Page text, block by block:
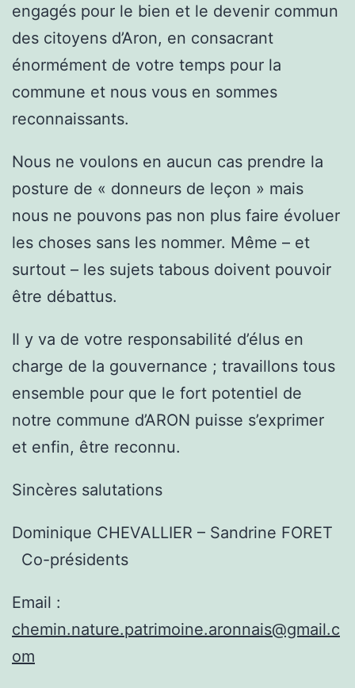
engagés pour le bien et le devenir commun
des citoyens d’Aron, en consacrant
énormément de votre temps pour la
commune et nous vous en sommes
reconnaissants.
Nous ne voulons en aucun cas prendre la
posture de « donneurs de leçon » mais
nous ne pouvons pas non plus faire évoluer
les choses sans les nommer. Même – et
surtout – les sujets tabous doivent pouvoir
être débattus.
Il y va de votre responsabilité d’élus en
charge de la gouvernance ; travaillons tous
ensemble pour que le fort potentiel de
notre commune d’ARON puisse s’exprimer
et enfin, être reconnu.
Sincères salutations
Dominique CHEVALLIER – Sandrine FORET
Co-présidents
Email :
chemin.nature.patrimoine.aronnais@gmail.c
om